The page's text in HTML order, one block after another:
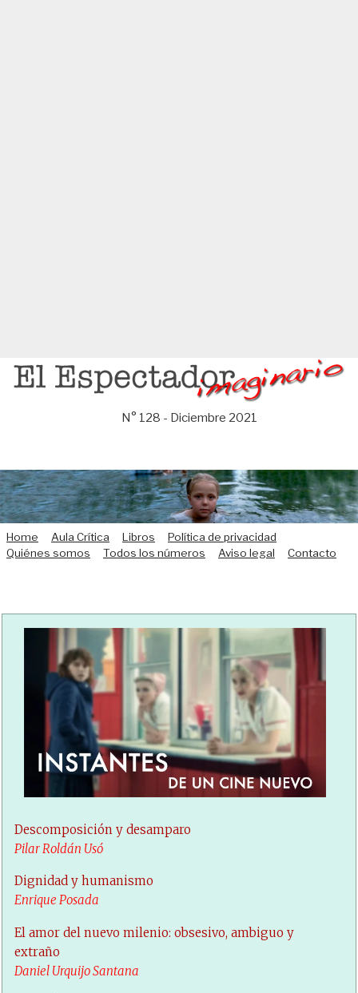
Saltar
N° 128 - Diciembre 2021
Home Aula Crítica Libros
Política de privacidad
Quiénes somos
Todos los números Aviso legal Contacto
Descomposición y desamparo
Pilar Roldán Usó
Dignidad y humanismo
Enrique Posada
El amor del nuevo milenio: obsesivo, ambiguo y
extraño
Daniel Urquijo Santana